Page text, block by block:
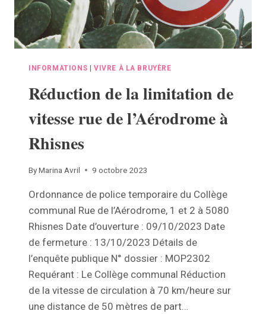
INFORMATIONS VIVRE À LA BRUYÈRE
Réduction de la limitation de
vitesse rue de l’Aérodrome à
Rhisnes
ByMarina Avril 9 octobre 2023
Ordonnance de police temporaire du Collège
communal Rue de l’Aérodrome, 1 et 2 à 5080
Rhisnes Date d’ouverture : 09/10/2023 Date
de fermeture : 13/10/2023 Détails de
l’enquête publique N° dossier : MOP2302
Requérant : Le Collège communal Réduction
de la vitesse de circulation à 70 km/heure sur
une distance de 50 mètres de part…